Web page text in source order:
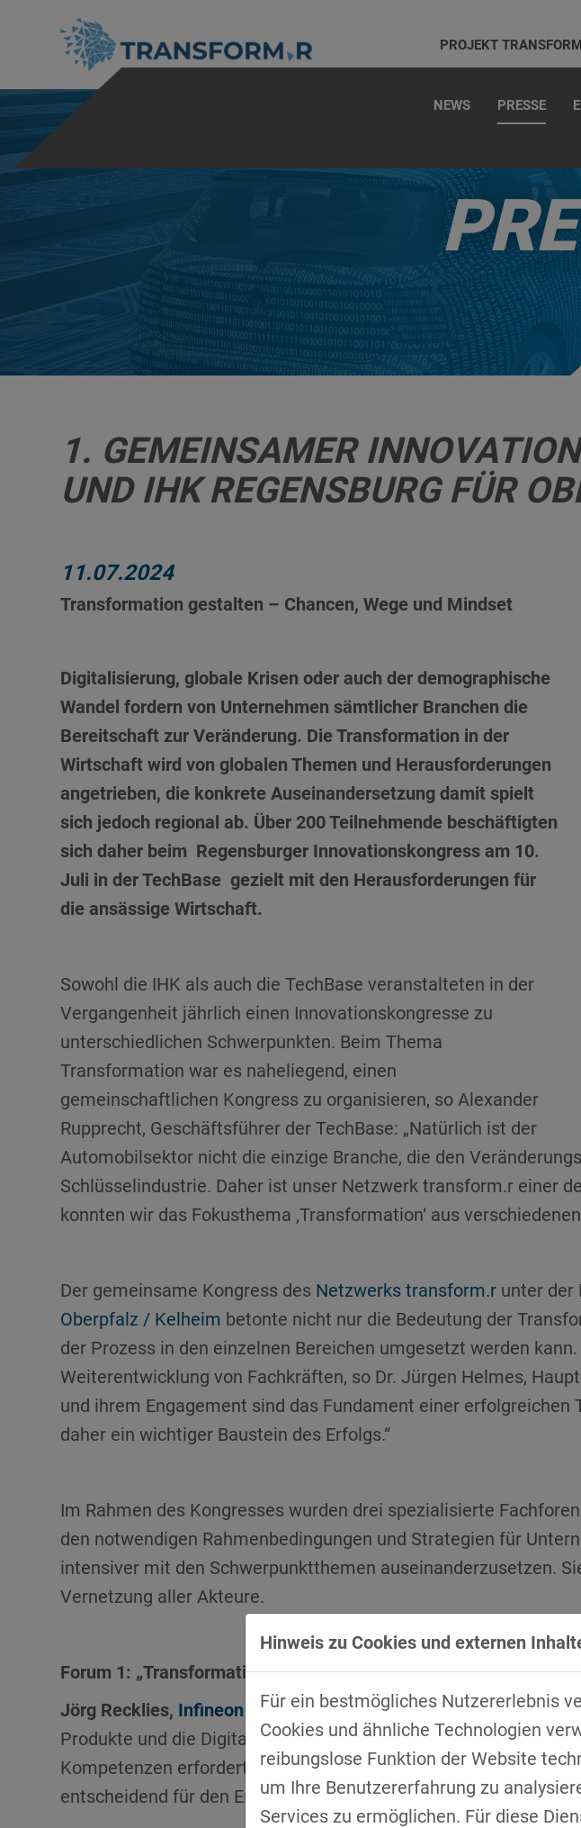
PROJEKT
NEWS PRESSE
1. GEMEINSAMER
UND IHK REGENSBURG FÜR
11.07.2024
Transformation gestalten – Chancen, Wege und Mindset
Vordere Reihe v. li.: Lena Lührmann, Alexander Rupprecht, Natalie Schwab, Dr. Jürgen Helmes, Michael Vogel.
Nagl Hintere Reihe v. li.: Dr. Tjorben Bogon, Prof. Dr. Thomas Falter, Jörg Recklies [Foto: Tanja Braun, R-Tech
GmbH]
Digitalisierung, globale Krisen oder auch der demographische
Wandel fordern von Unternehmen sämtlicher Branchen die
Bereitschaft zur Veränderung. Die Transformation in der
Wirtschaft wird von globalen Themen und Herausforderungen
angetrieben, die konkrete Auseinandersetzung damit spielt
sich jedoch regional ab. Über 200 Teilnehmende beschäftigten
sich daher beim Regensburger Innovationskongress am 10.
Juli in der TechBase gezielt mit den Herausforderungen für
die ansässige Wirtschaft.
Sowohl die IHK als auch die TechBase veranstalteten in der
Vergangenheit jährlich einen Innovationskongresse zu
unterschiedlichen Schwerpunkten. Beim Thema
Transformation war es naheliegend, einen
gemeinschaftlichen Kongress zu organisieren, so Alexander
Rupprecht, Geschäftsführer der TechBase: „Natürlich ist der
Automobilsektor nicht die einzige Branche, die den
Schlüsselindustrie. Daher ist unser Netzwerk transform.r einer
konnten wir das Fokusthema ‚Transformation‘ aus
Der gemeinsame Kongress des Netzwerks transform.r unter der
Oberpfalz / Kelheim betonte nicht nur die Bedeutung der
der Prozess in den einzelnen Bereichen umgesetzt werden
Weiterentwicklung von Fachkräften, so Dr. Jürgen Helmes,
und ihrem Engagement sind das Fundament einer
daher ein wichtiger Baustein des Erfolgs.“
Im Rahmen des Kongresses wurden drei spezialisierte
den notwendigen Rahmenbedingungen und Strategien für
intensiver mit den Schwerpunktthemen auseinanderzusetzen.
Vernetzung aller Akteure.
Forum 1: „Transformation nachhaltig gestalten“:
Jörg Recklies, Infineon Technologies AG, Standortleiter Werk
Produkte und die Digitalisierung in der Fertigung hervor.
Kompetenzen erfordert, aber auch neue Leadership-Skills
entscheidend für den Erfolg der Transformation sein.
Hinweis zu Cookies und externen
Für ein bestmögliches Nutzererlebnis
Cookies und ähnliche Technologien
reibungslose Funktion der Website
um Ihre Benutzererfahrung zu
Services zu ermöglichen. Für diese